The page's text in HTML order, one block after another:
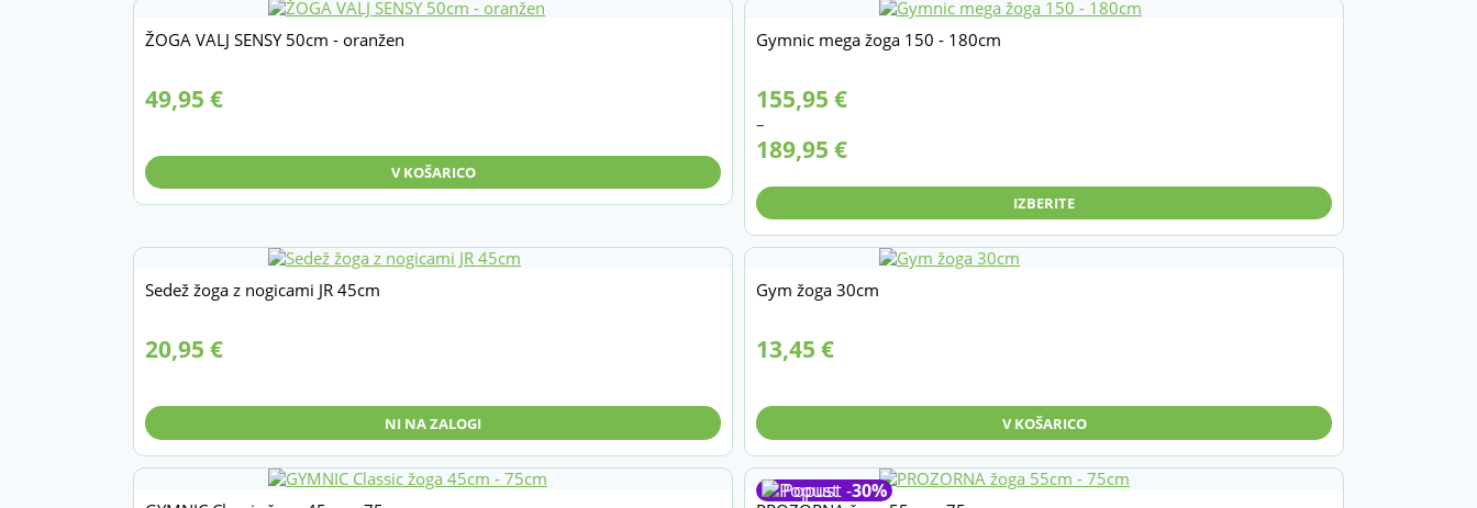
ŽOGA VALJ SENSY 50cm - oranžen
49,95 €
V KOŠARICO
Gymnic mega žoga 150 - 180cm
155,95 €
–
189,95 €
Cenovni
razpon:
155,95 €
189,95 €
IZBERITE
Sedež žoga z nogicami JR 45cm
20,95 €
NI NA ZALOGI
Gym žoga 30cm
13,45 €
V KOŠARICO
Popust -30%